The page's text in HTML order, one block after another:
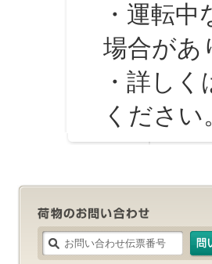
・運転中
場合があ
・詳しく
ください